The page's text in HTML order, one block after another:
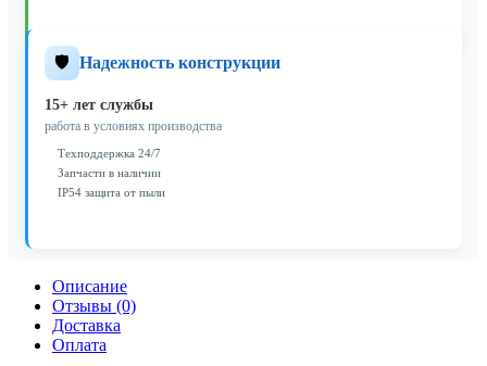
🛡️ Надежность конструкции
15+ лет службы
работа в условиях производства
Техподдержка 24/7
Запчасти в наличии
IP54 защита от пыли
Описание
Отзывы (0)
Доставка
Оплата